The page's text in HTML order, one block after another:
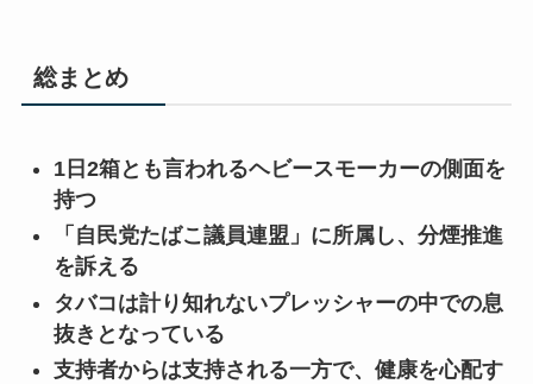
総まとめ
1日2箱とも言われるヘビースモーカーの側面を
持つ
「自民党たばこ議員連盟」に所属し、分煙推進
を訴える
タバコは計り知れないプレッシャーの中での息
抜きとなっている
支持者からは支持される一方で、健康を心配す